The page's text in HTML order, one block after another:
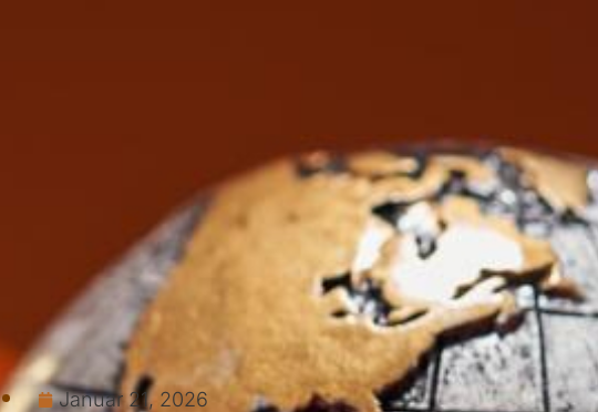
Januar 21, 2026